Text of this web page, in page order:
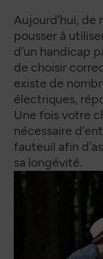
Aujourd’hui, de
pousser à
d’un handicap
de choisir
existe de
électriques,
Une fois votre
nécessaire
fauteuil afin
sa longévité.